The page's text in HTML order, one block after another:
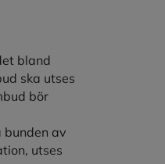
bland
ska utses
bör
av
utses